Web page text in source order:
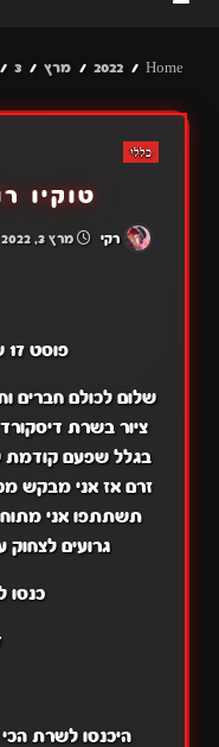
Home
2022 מרץ 3
כללי
טוקיו רובע 24
רקי מרץ 3, 2022
פוסט 17 של Kyujiro Rengoku.
שלום לכולם חברים
ציור בשרת
בגלל שפעם קודמת
זרם אז אני מבקש
תשתתפו אני מתוח
גרועים לצחוק
כנסו
היכנסו לשרת